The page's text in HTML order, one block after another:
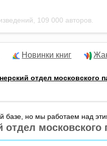
109 000 авторов.
Новинки книг
отдел московского
базе, но мы работаем над
отдел московского